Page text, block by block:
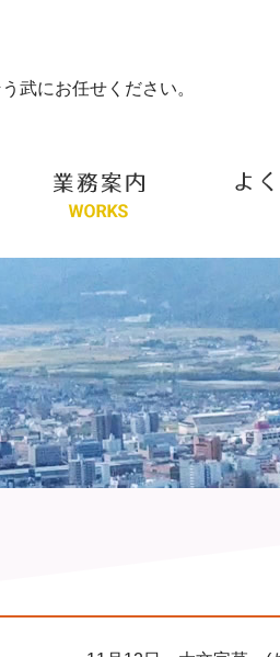
武にお任せください。